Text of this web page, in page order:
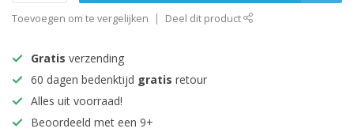
Toevoegen om te vergelijken Deel dit product
Gratis verzending
60 dagen bedenktijd gratis retour
Alles uit voorraad!
Beoordeeld met een 9+